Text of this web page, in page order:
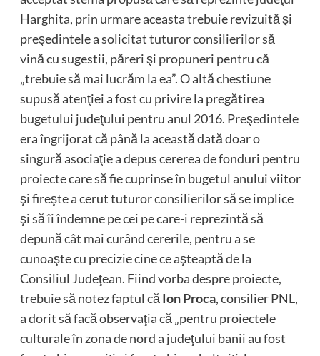
Harghita, prin urmare aceasta trebuie revizuită şi
preşedintele a solicitat tuturor consilierilor să
vină cu sugestii, păreri şi propuneri pentru că
„trebuie să mai lucrăm la ea”. O altă chestiune
supusă atenţiei a fost cu privire la pregătirea
bugetului judeţului pentru anul 2016. Preşedintele
era îngrijorat că până la această dată doar o
singură asociaţie a depus cererea de fonduri pentru
proiecte care să fie cuprinse în bugetul anului viitor
şi fireşte a cerut tuturor consilierilor să se implice
şi să îi îndemne pe cei pe care-i reprezintă să
depună cât mai curând cererile, pentru a se
cunoaşte cu precizie cine ce aşteaptă de la
Consiliul Judeţean. Fiind vorba despre proiecte,
trebuie să notez faptul că Ion Proca, consilier PNL,
a dorit să facă observaţia că „pentru proiectele
culturale în zona de nord a judeţului banii au fost